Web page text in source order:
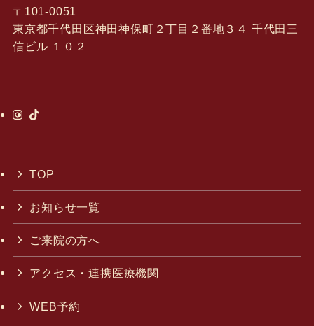
〒101-0051
東京都千代田区神田神保町２丁目２番地３４ 千代田三
信ビル １０２
TOP
お知らせ一覧
ご来院の方へ
アクセス・連携医療機関
WEB予約